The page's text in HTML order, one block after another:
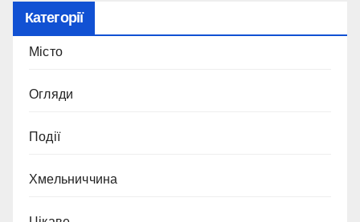
Категорії
Місто
Огляди
Події
Хмельниччина